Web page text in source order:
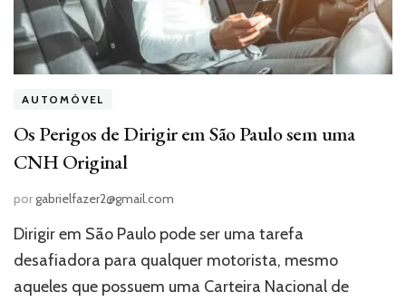
AUTOMÓVEL
Os Perigos de Dirigir em São Paulo sem uma
CNH Original
porgabrielfazer2@gmail.com
Dirigir em São Paulo pode ser uma tarefa
desafiadora para qualquer motorista, mesmo
aqueles que possuem uma Carteira Nacional de